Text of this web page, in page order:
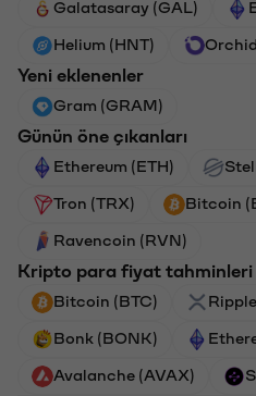
Galatasaray (GAL)
Helium (HNT)
Yeni eklenenler
Gram (GRAM)
Günün öne çıkanları
Ethereum (ETH)
Tron (TRX) Bitcoin
Ravencoin (RVN)
Kripto para fiyat tahminleri
Bitcoin (BTC)
Bonk (BONK)
Avalanche (AVAX)